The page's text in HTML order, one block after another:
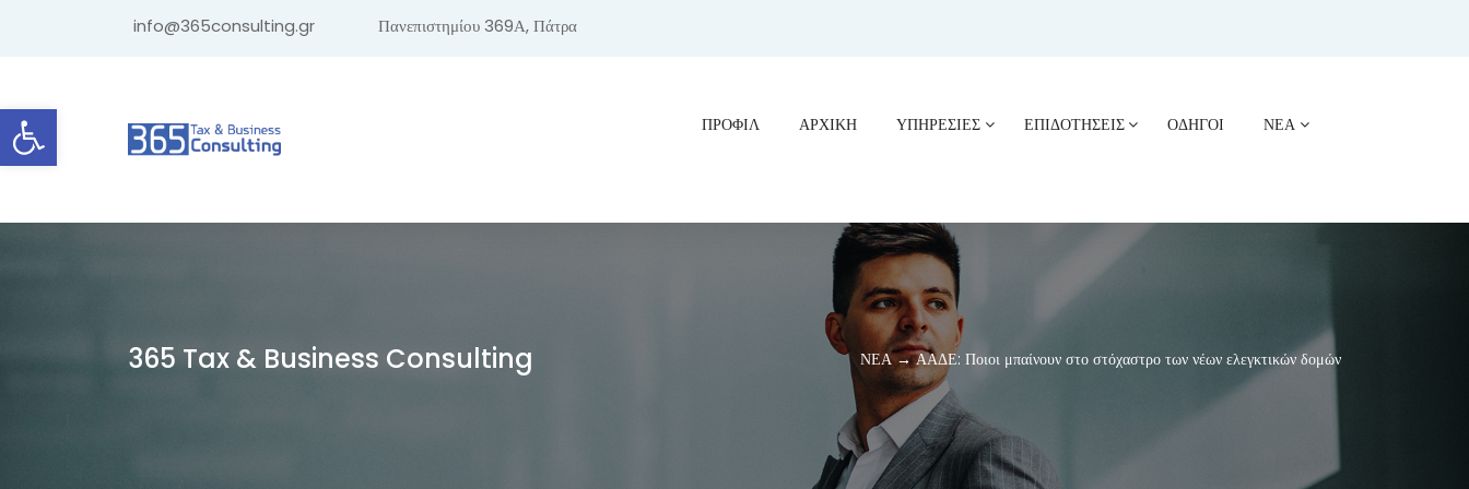
Ανοίξτε τη γραμμή εργαλείων
info@365consulting.gr Πανεπιστημίου 369Α, Πάτρα
ΠΡΟΦΊΛ ΑΡΧΙΚΗ ΥΠΗΡΕΣΙΕΣ ΕΠΙΔΟΤΗΣΕΙΣ ΟΔΗΓΟΙ ΝΕΑ
365 Tax & Business Consulting ΝΕΑ → ΑΑΔΕ: Ποιοι μπαίνουν στο στόχαστρο των νέων ελεγκτικών δομών